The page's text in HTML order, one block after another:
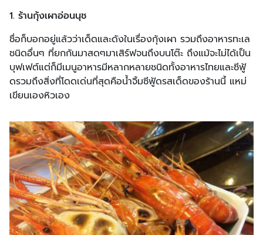
1. ร้านกุ้งเผาอ่อนนุช
ชื่อก็บอกอยู่แล้วว่าเด็ดและดังในเรื่องกุ้งเผา รวมถึงอาหารทะเล
ชนิดอื่นๆ ที่ยกกันมาสดๆมาเสิร์ฟจนถึงบนโต๊ะ ถึงแม้จะไม่ได้เป็น
บุฟเฟต์แต่ก็มีเมนูอาหารมีหลากหลายชนิดทั้งอาหารไทยและซีฟู้
ดรวมถึงสิ่งที่โดดเด่นที่สุดคือน้ำจิ้มซีฟู้ดรสเด็ดของร้านนี้ แหม่
เขียนเองหิวเอง